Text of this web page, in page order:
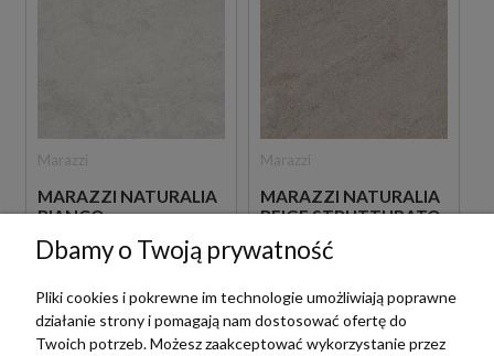
MARAZZI NATURALIA
BIANCO
STRUTTURATO
100X100 MERC SZARA
STRUKTURALNA
IMITUJĄCA KAMIEŃ
235,00 zł m2
MARAZZI NATURALIA
BEIGE STRUTTURATO
100X100 MERD
BEŻOWA PŁYTKA
IMITUJĄCA KAMIEŃ
235,00 zł m2
Dbamy o Twoją prywatność
Pliki cookies i pokrewne im technologie umożliwiają poprawne
działanie strony i pomagają nam dostosować ofertę do
Twoich potrzeb. Możesz zaakceptować wykorzystanie przez